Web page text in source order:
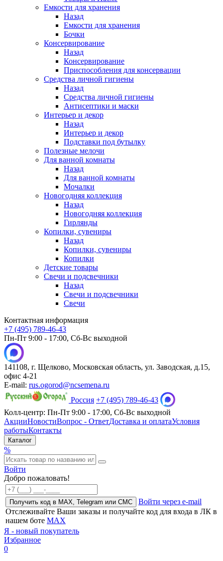
Емкости для хранения
Назад
Емкости для хранения
Бочки
Консервирование
Назад
Консервирование
Приспособления для консервации
Средства личной гигиены
Назад
Средства личной гигиены
Антисептики и маски
Интерьер и декор
Назад
Интерьер и декор
Подставки под бутылку
Полезные мелочи
Для ванной комнаты
Назад
Для ванной комнаты
Мочалки
Новогодняя коллекция
Назад
Новогодняя коллекция
Гирлянды
Копилки, сувениры
Назад
Копилки, сувениры
Копилки
Детские товары
Свечи и подсвечники
Назад
Свечи и подсвечники
Свечи
Контактная информация
+7 (495) 789-46-43
Пн-Пт 9:00 - 17:00, Сб-Вс выходной
141108, г. Щелково, Московская область, ул. Заводская, д.15,
офис 4-21
E-mail: rus.ogorod@ncsemena.ru
Россия +7 (495) 789-46-43
Колл-центр: Пн-Пт 9:00 - 17:00, Сб-Вс выходной
АкцииНовостиВопрос - ОтветДоставка и оплатаУсловия
работыКонтакты
Каталог
%
Войти
Добро пожаловать!
Получить код в MAX, Telegram или СМС
Войти через e-mail
Отслеживайте Ваши заказы и получайте код для входа в ЛК в
нашем боте MAX
Я - новый покупатель
Избранное
0